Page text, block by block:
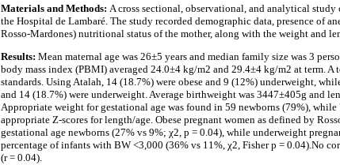
Materials and Methods: A cross sectional, observational, and analytical
the Hospital de Lambaré. The study recorded demographic data, presence of
Rosso-Mardones) nutritional status of the mother, along with the weight and
Results: Mean maternal age was 26±5 years and median family size was 3
body mass index (PBMI) averaged 24.0±4 kg/m2 and 29.4±4 kg/m2 at term.
standards. Using Atalah, 14 (18.7%) were obese and 9 (12%) underweight,
and 14 (18.7%) were underweight. Average birthweight was 3447±405g and
Appropriate weight for gestational age was found in 59 newborns (79%),
appropriate Z-scores for length/age. Obese pregnant women as defined by
gestational age newborns (27% vs 9%; χ2, p = 0.04), while underweight
percentage of infants with BW <3,000 (36% vs 11%, χ2, Fisher p = 0.04).No
(r = 0.04).